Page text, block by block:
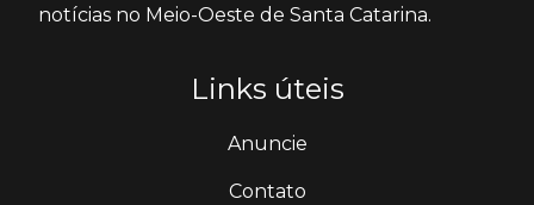
notícias no Meio-Oeste de Santa Catarina.
Links úteis
Anuncie
Contato